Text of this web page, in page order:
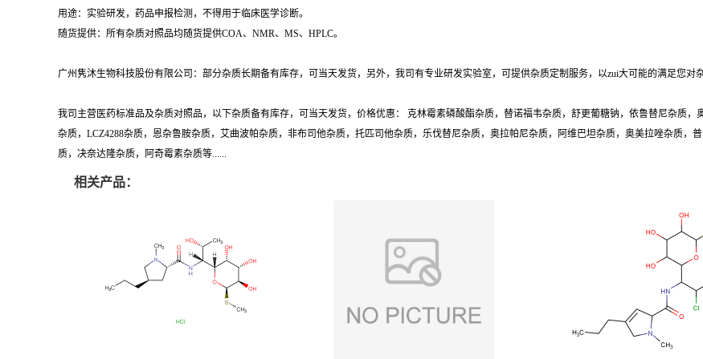
用途：实验研发，药品申报检测，不得用于临床医学诊断。
随货提供：所有杂质对照品均随货提供COA、NMR、MS、HPLC。
广州隽沐生物科技股份有限公司：部分杂质长期备有库存，可当天发货，另外，我司有专业研发实验室，可提供杂质定制服务，以zui大可能的满足您对
我司主营医药标准品及杂质对照品，以下杂质备有库存，可当天发货，价格优惠： 克林霉素磷酸酯杂质，替诺福韦杂质，舒更葡糖钠，依鲁替尼杂质
杂质，LCZ4288杂质，恩杂鲁胺杂质，艾曲波帕杂质，非布司他杂质，托匹司他杂质，乐伐替尼杂质，奥拉帕尼杂质，阿维巴坦杂质，奥美拉唑杂质，
质，决奈达隆杂质，阿奇霉素杂质等......
相关产品：